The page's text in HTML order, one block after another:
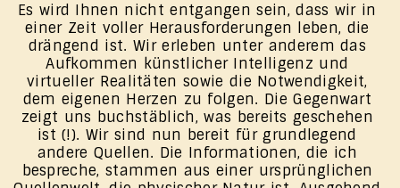
Es wird Ihnen nicht entgangen sein, dass wir in
einer Zeit voller Herausforderungen leben, die
drängend ist. Wir erleben unter anderem das
Aufkommen künstlicher Intelligenz und
virtueller Realitäten sowie die Notwendigkeit,
dem eigenen Herzen zu folgen. Die Gegenwart
zeigt uns buchstäblich, was bereits geschehen
ist (!). Wir sind nun bereit für grundlegend
andere Quellen. Die Informationen, die ich
bespreche, stammen aus einer ursprünglichen